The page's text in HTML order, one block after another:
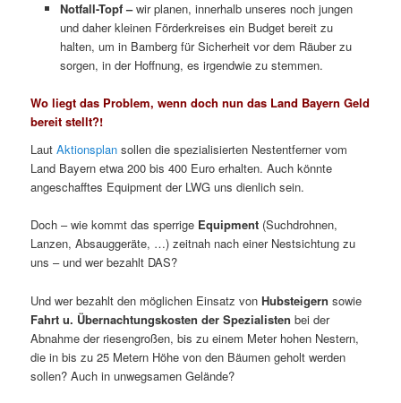
Notfall-Topf –wir planen, innerhalb unseres noch jungen
und daher kleinen Förderkreises ein Budget bereit zu
halten, um in Bamberg für Sicherheit vor dem Räuber zu
sorgen, in der Hoffnung, es irgendwie zu stemmen.
Wo liegt das Problem, wenn doch nun das Land Bayern Geld
bereit stellt?!
LautAktionsplan sollen die spezialisierten Nestentferner vom
Land Bayern etwa 200 bis 400 Euro erhalten. Auch könnte
angeschafftes Equipment der LWG uns dienlich sein.
Doch – wie kommt das sperrige Equipment (Suchdrohnen,
Lanzen, Absauggeräte, …) zeitnah nach einer Nestsichtung zu
uns – und wer bezahlt DAS?
Und wer bezahlt den möglichen Einsatz vonHubsteigern sowie
Fahrt u. Übernachtungskosten der Spezialisten bei der
Abnahme der riesengroßen, bis zu einem Meter hohen Nestern,
die in bis zu 25 Metern Höhe von den Bäumen geholt werden
sollen? Auch in unwegsamen Gelände?